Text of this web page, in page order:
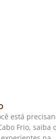
está
Frio, saiba